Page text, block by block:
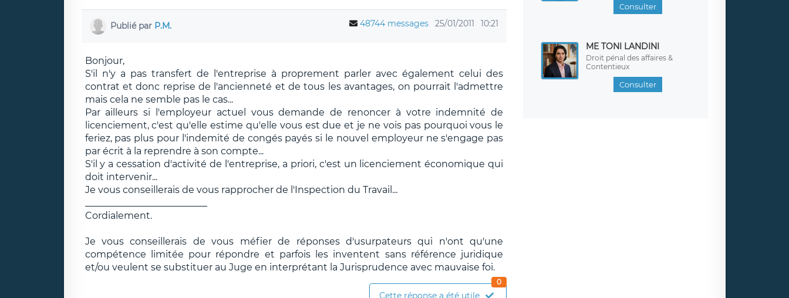
Publié par P.M. 48744 messages 25/01/2011 10:21
Bonjour,
S'il n'y a pas transfert de l'entreprise à proprement parler avec également celui des
contrat et donc reprise de l'ancienneté et de tous les avantages, on pourrait l'admettre
mais cela ne semble pas le cas...
Par ailleurs si l'employeur actuel vous demande de renoncer à votre indemnité de
licenciement, c'est qu'elle estime qu'elle vous est due et je ne vois pas pourquoi vous le
feriez, pas plus pour l'indemité de congés payés si le nouvel employeur ne s'engage pas
par écrit à la reprendre à son compte...
S'il y a cessation d'activité de l'entreprise, a priori, c'est un licenciement économique qui
doit intervenir...
Je vous conseillerais de vous rapprocher de l'Inspection du Travail...
Cordialement.
Je vous conseillerais de vous méfier de réponses d'usurpateurs qui n'ont qu'une
compétence limitée pour répondre et parfois les inventent sans référence juridique
et/ou veulent se substituer au Juge en interprétant la Jurisprudence avec mauvaise foi.
Cette réponse a été utile
0
Consulter
ME TONI LANDINI
Droit pénal des affaires &
Contentieux
Consulter